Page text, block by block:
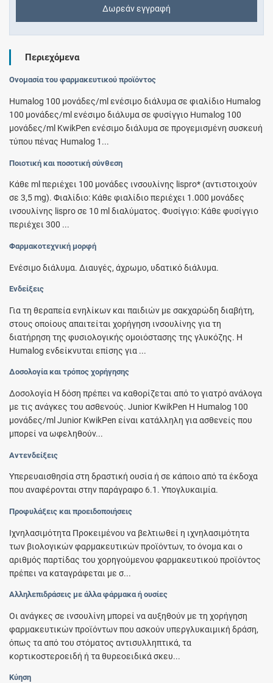
Δωρεάν εγγραφή
Περιεχόμενα
Ονομασία του φαρμακευτικού προϊόντος
Humalog 100 μονάδες/ml ενέσιμο διάλυμα σε φιαλίδιο Humalog
100 μονάδες/ml ενέσιμο διάλυμα σε φυσίγγιο Humalog 100
μονάδες/ml KwikPen ενέσιμο διάλυμα σε προγεμισμένη συσκευή
τύπου πένας Humalog 1...
Ποιοτική και ποσοτική σύνθεση
Κάθε ml περιέχει 100 μονάδες ινσουλίνης lispro* (αντιστοιχούν
σε 3,5 mg). Φιαλίδιο: Κάθε φιαλίδιο περιέχει 1.000 μονάδες
ινσουλίνης lispro σε 10 ml διαλύματος. Φυσίγγιο: Κάθε φυσίγγιο
περιέχει 300 ...
Φαρμακοτεχνική μορφή
Eνέσιμο διάλυμα. Διαυγές, άχρωμο, υδατικό διάλυμα.
Ενδείξεις
Για τη θεραπεία ενηλίκων και παιδιών με σακχαρώδη διαβήτη,
στους οποίους απαιτείται χορήγηση ινσουλίνης για τη
διατήρηση της φυσιολογικής ομοιόστασης της γλυκόζης. Η
Humalog ενδείκνυται επίσης για ...
Δοσολογία και τρόπος χορήγησης
Δοσολογία Η δόση πρέπει να καθορίζεται από το γιατρό ανάλογα
με τις ανάγκες του ασθενούς. Junior KwikPen Η Humalog 100
μονάδες/ml Junior KwikPen είναι κατάλληλη για ασθενείς που
μπορεί να ωφεληθούν...
Αντενδείξεις
Υπερευαισθησία στη δραστική ουσία ή σε κάποιο από τα έκδοχα
που αναφέρονται στην παράγραφο 6.1. Υπογλυκαιμία.
Προφυλάξεις και προειδοποιήσεις
Ιχνηλασιμότητα Προκειμένου να βελτιωθεί η ιχνηλασιμότητα
των βιολογικών φαρμακευτικών προϊόντων, το όνομα και ο
αριθμός παρτίδας του χορηγούμενου φαρμακευτικού προϊόντος
πρέπει να καταγράφεται με σ...
Αλληλεπιδράσεις με άλλα φάρμακα ή ουσίες
Οι ανάγκες σε ινσουλίνη μπορεί να αυξηθούν με τη χορήγηση
φαρμακευτικών προϊόντων που ασκούν υπεργλυκαιμική δράση,
όπως τα από του στόματος αντισυλληπτικά, τα
κορτικοστεροειδή ή τα θυρεοειδικά σκευ...
Κύηση